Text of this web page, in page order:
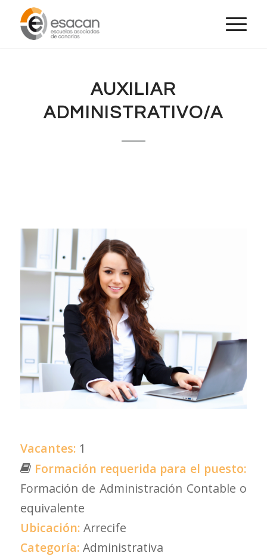
AUXILIAR
ADMINISTRATIVO/A
Vacantes: 1
Formación requerida para el puesto:
Formación de Administración Contable o
equivalente
Ubicación: Arrecife
Categoría: Administrativa